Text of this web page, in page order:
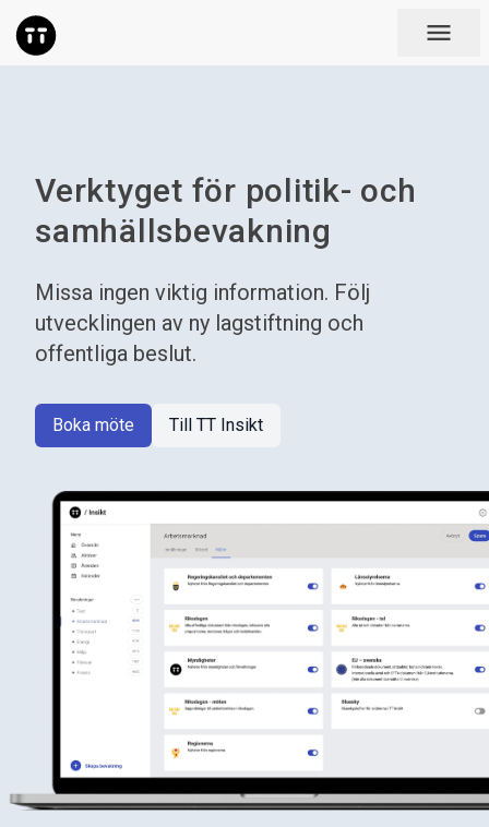
menu
Verktyget för politik- och
samhällsbevakning
Missa ingen viktig information. Följ
utvecklingen av ny lagstiftning och
offentliga beslut.
Boka möte Till TT Insikt